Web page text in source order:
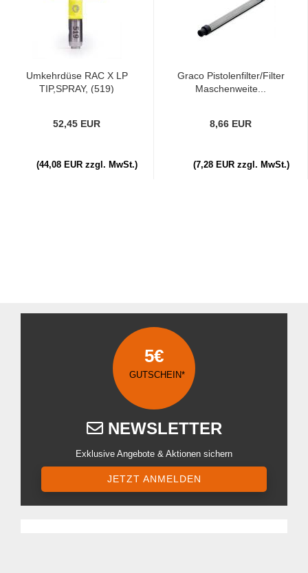
Umkehrdüse RAC X LP
TIP,SPRAY, (519)
52,45 EUR
(44,08 EUR zzgl. MwSt.)
Graco Pistolenfilter/Filter
Maschenweite...
8,66 EUR
(7,28 EUR zzgl. MwSt.)
5€
GUTSCHEIN*
NEWSLETTER
Exklusive Angebote & Aktionen sichern
JETZT ANMELDEN